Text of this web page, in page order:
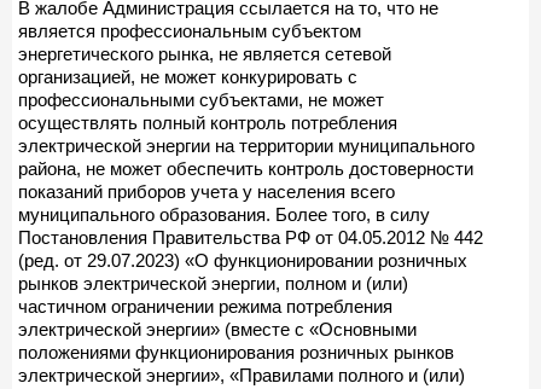
В жалобе Администрация ссылается на то, что не
является профессиональным субъектом
энергетического рынка, не является сетевой
организацией, не может конкурировать с
профессиональными субъектами, не может
осуществлять полный контроль потребления
электрической энергии на территории муниципального
района, не может обеспечить контроль достоверности
показаний приборов учета у населения всего
муниципального образования. Более того, в силу
Постановления Правительства РФ от 04.05.2012 № 442
(ред. от 29.07.2023) «О функционировании розничных
рынков электрической энергии, полном и (или)
частичном ограничении режима потребления
электрической энергии» (вместе с «Основными
положениями функционирования розничных рынков
электрической энергии», «Правилами полного и (или)